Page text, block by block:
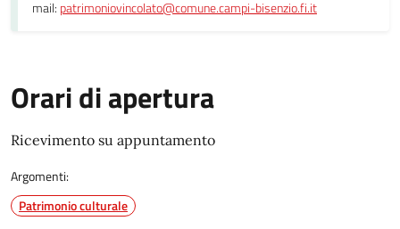
mail: patrimoniovincolato@comune.campi-bisenzio.fi.it
Orari di apertura
Ricevimento su appuntamento
Argomenti:
Patrimonio culturale